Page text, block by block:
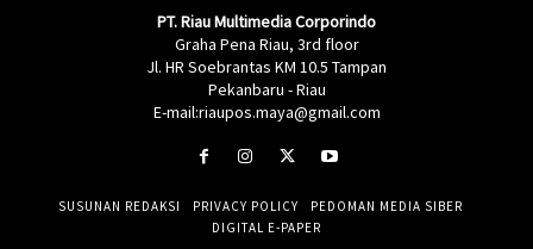
PT. Riau Multimedia Corporindo
Graha Pena Riau, 3rd floor
Jl. HR Soebrantas KM 10.5 Tampan
Pekanbaru - Riau
E-mail:riaupos.maya@gmail.com
SUSUNAN REDAKSI PRIVACY POLICY
PEDOMAN MEDIA SIBER
DIGITAL E-PAPER